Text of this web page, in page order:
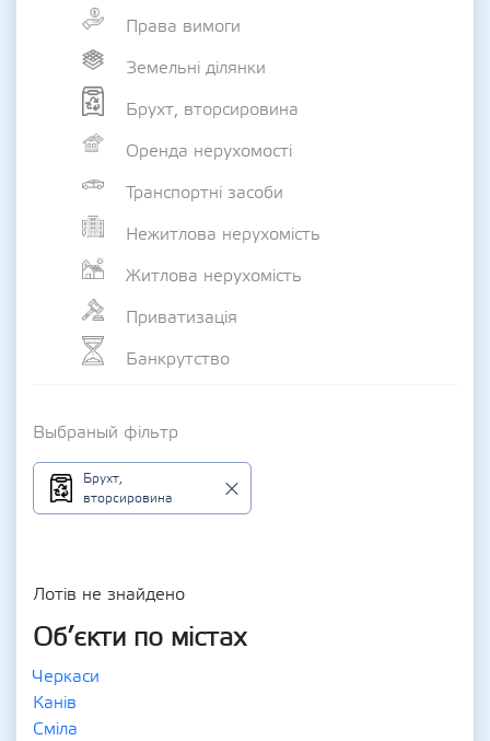
Права вимоги
Земельні ділянки
Брухт, вторсировина
Оренда нерухомості
Транспортні засоби
Нежитлова нерухомість
Житлова нерухомість
Приватизація
Банкрутство
Выбраный фільтр
Брухт,
вторсировина
Лотів не знайдено
Об’єкти по містах
Черкаси
Канів
Сміла